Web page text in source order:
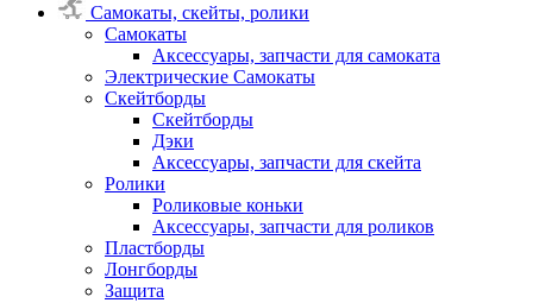
Самокаты, скейты, ролики
Самокаты
Аксессуары, запчасти для самоката
Электрические Самокаты
Скейтборды
Скейтборды
Дэки
Аксессуары, запчасти для скейта
Ролики
Роликовые коньки
Аксессуары, запчасти для роликов
Пластборды
Лонгборды
Защита